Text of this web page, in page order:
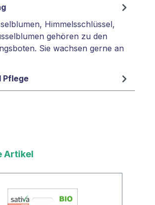
Himmelsschlüssel,
gehören zu den
Sie wachsen gerne an
Pflege
überspringen
Artikel